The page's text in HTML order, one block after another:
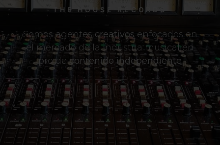
THE HOUSE RECORDS
Somos agentescreativos enfocados en
el mercado de la industria musical en
pro decontenido independiente